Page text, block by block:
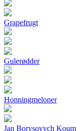
Grapefrugt
Gulerødder
Honningmeloner
Jan Borysovych Koum